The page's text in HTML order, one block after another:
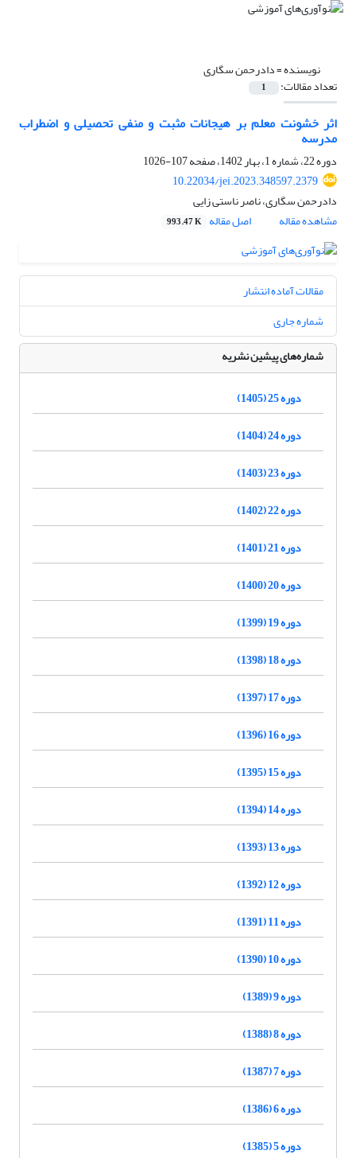
نویسنده =دادرحمن سگاری
تعداد مقالات: 1
اثر خشونت معلم بر هیجانات مثبت و منفی تحصیلی و اضطراب
مدرسه
دوره 22، شماره 1، بهار 1402، صفحه
107-1026
10.22034/jei.2023.348597.2379
دادرحمن سگاری، ناصر ناستی زایی
مشاهده مقاله
اصل مقاله 993.47 K
مقالات آماده انتشار
شماره جاری
شماره‌های پیشین نشریه
دوره 25 (1405)
دوره 24 (1404)
دوره 23 (1403)
دوره 22 (1402)
دوره 21 (1401)
دوره 20 (1400)
دوره 19 (1399)
دوره 18 (1398)
دوره 17 (1397)
دوره 16 (1396)
دوره 15 (1395)
دوره 14 (1394)
دوره 13 (1393)
دوره 12 (1392)
دوره 11 (1391)
دوره 10 (1390)
دوره 9 (1389)
دوره 8 (1388)
دوره 7 (1387)
دوره 6 (1386)
دوره 5 (1385)